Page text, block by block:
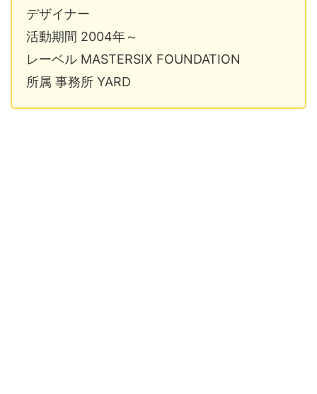
デザイナー
活動期間 2004年～
レーベル MASTERSIX FOUNDATION
所属 事務所 YARD